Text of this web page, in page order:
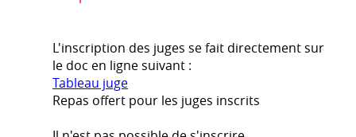
L'inscription des juges se fait directement sur
le doc en ligne suivant :
Tableau juge
Repas offert pour les juges inscrits